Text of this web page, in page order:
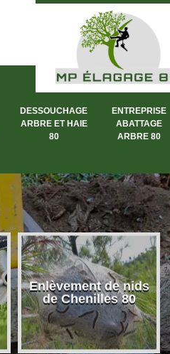
DESSOUCHAGE
ARBRE ET HAIE
80
ENTREPRISE
ABATTAGE
ARBRE 80
Enlèvement de nids
de Chenilles 80